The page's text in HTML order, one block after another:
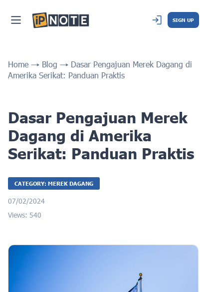
SIGN UP
Home Blog
Dasar Pengajuan Merek Dagang di
Amerika Serikat: Panduan Praktis
Dasar Pengajuan Merek
Dagang di Amerika
Serikat: Panduan Praktis
CATEGORY: MEREK DAGANG
07/02/2024
Views: 540